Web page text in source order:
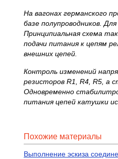
На вагонах германского
базе полупроводников.
Принципиальная схема
подачи питания к цепям
внешних цепей.
Контроль изменений
резисторов R1, R4, R5, а
Одновременно
питания цепей катушки
Похожие материалы
Выполнение эскиза